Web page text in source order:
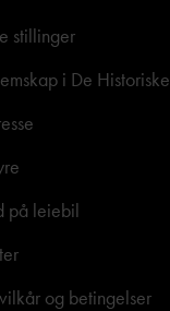
stillinger
i De Historiske
på leiebil
og betingelser